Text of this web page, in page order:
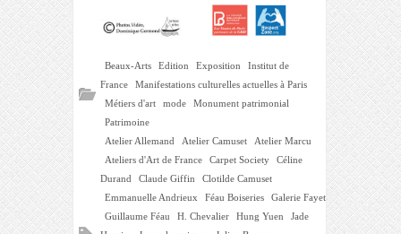
Beaux-Arts Edition Exposition
Institut de
France
Manifestations culturelles actuelles à Paris
Métiers d'art
mode
Monument patrimonial
Patrimoine
Atelier Allemand
Atelier Camuset
Atelier Marcu
Ateliers d'Art de France
Carpet Society
Céline
Durand
Claude Giffin
Clotilde Camuset
Emmanuelle Andrieux
Féau Boiseries
Galerie Fayet
Guillaume Féau
H. Chevalier Hung Yuen
Jade